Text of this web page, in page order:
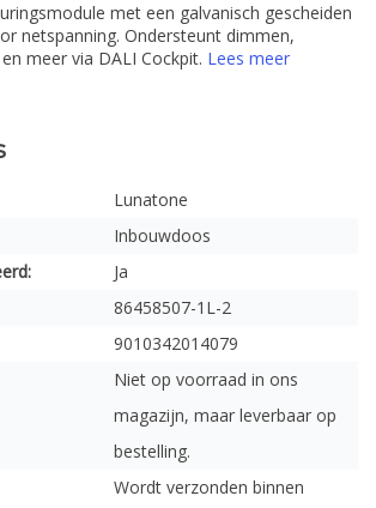
met een galvanisch gescheiden
netspanning. Ondersteunt dimmen,
meer via DALI Cockpit. Lees meer
Lunatone
Inbouwdoos
Ja
86458507-1L-2
9010342014079
Niet op voorraad in ons
magazijn, maar leverbaar op
bestelling.
Wordt verzonden binnen